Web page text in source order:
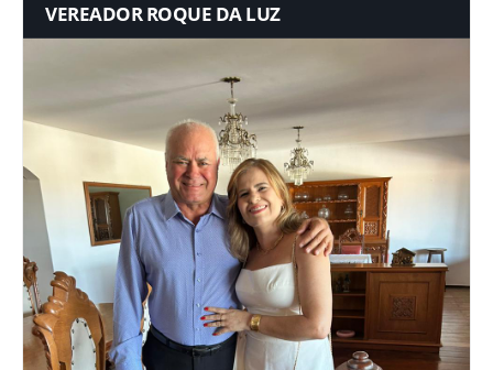
VEREADOR ROQUE DA LUZ